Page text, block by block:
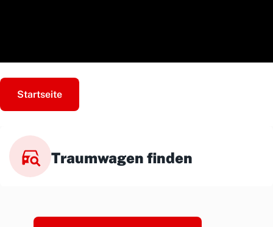
Startseite
Traumwagen finden